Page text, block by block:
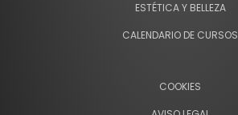
ESTÉTICA Y BELLEZA
CALENDARIO DE CURSOS
COOKIES